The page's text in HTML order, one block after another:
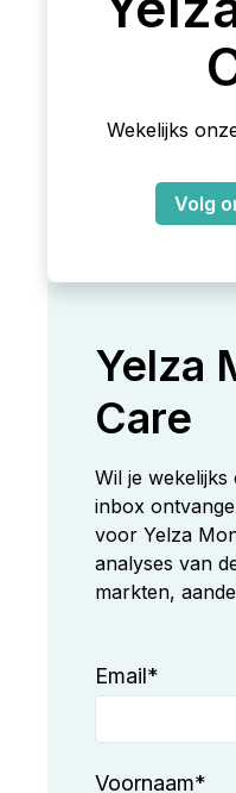
Wekelijks
Volg
Yelza
Care
Wil je
inbox
voor Yelza
analyses van
markten,
Email*
Voornaam*